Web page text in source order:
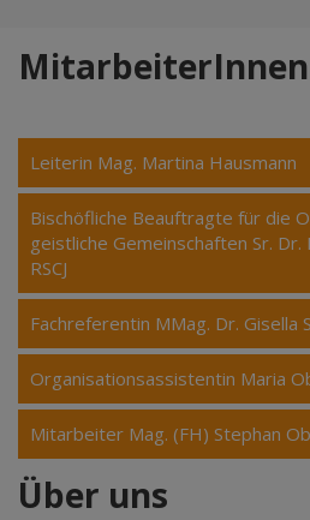
MitarbeiterInnen
Leiterin Mag. Martina Hausmann
Bischöfliche Beauftragte für die
geistliche Gemeinschaften Sr.
RSCJ
Fachreferentin MMag. Dr. Gisella
Organisationsassistentin Maria
Mitarbeiter Mag. (FH) Stephan
Über uns